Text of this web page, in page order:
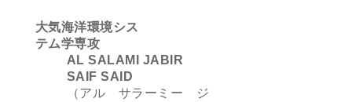
大気海洋環境シス
テム学専攻
AL SALAMI JABIR
SAIF SAID
（アル サラーミー ジ